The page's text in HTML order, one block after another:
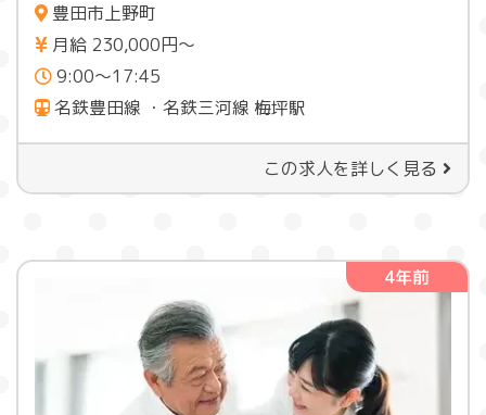
豊田市上野町
月給 230,000円～
9:00〜17:45
名鉄豊田線 ・名鉄三河線 梅坪駅
この求人を詳しく見る
4年前